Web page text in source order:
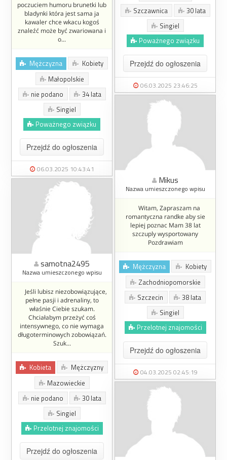
Szczawnica
30 lata
Singiel
Poważnego związku
Przejdź do ogłoszenia
06.03.2025 23:46:25
poczuciem humoru brunetki lub
bladynki która jest sama ja
kawaler chce wkacu kogoś
znaleźć może być zwariowana i
o...
Mężczyzna
Kobiety
Małopolskie
nie podano
34 lata
Singiel
Poważnego związku
Przejdź do ogłoszenia
06.03.2025 10:43:41
Mikus
Nazwa umieszczonego wpisu
Witam, Zapraszam na
romantyczna randke aby sie
lepiej poznac Mam 38 lat
szczuply wysportowany
Pozdrawiam
Mężczyzna
Kobiety
Zachodniopomorskie
Szczecin
38 lata
Singiel
Przelotnej znajomości
Przejdź do ogłoszenia
04.03.2025 02:45:19
samotna2495
Nazwa umieszczonego wpisu
Jeśli lubisz niezobowiązujące,
pełne pasji i adrenaliny, to
właśnie Ciebie szukam.
Chciałabym przeżyć coś
intensywnego, co nie wymaga
długoterminowych zobowiązań.
Szuk...
Kobieta
Mężczyzny
Mazowieckie
nie podano
30 lata
Singiel
Przelotnej znajomości
Przejdź do ogłoszenia